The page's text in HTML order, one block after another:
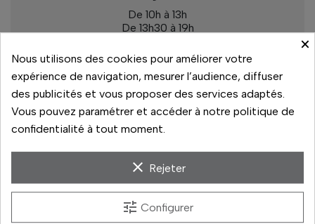
De 10h à 13h
De 13h30 à 19h
Rupture de stock
Paiement sécurisé
14 jours pour changer d'avis
Livraison rapide
Paiement 3x sans frais
×
Nous utilisons des cookies pour améliorer votre
expérience de navigation, mesurer l’audience, diffuser
des publicités et vous proposer des services adaptés.
Vous pouvez paramétrer et accéder à notre politique de
confidentialité à tout moment.
clear Rejeter
tune Configurer